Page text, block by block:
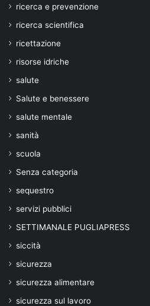
ricerca e prevenzione
ricerca scientifica
ricettazione
risorse idriche
salute
Salute e benessere
salute mentale
sanità
scuola
Senza categoria
sequestro
servizi pubblici
SETTIMANALE PUGLIAPRESS
siccità
sicurezza
sicurezza alimentare
sicurezza sul lavoro